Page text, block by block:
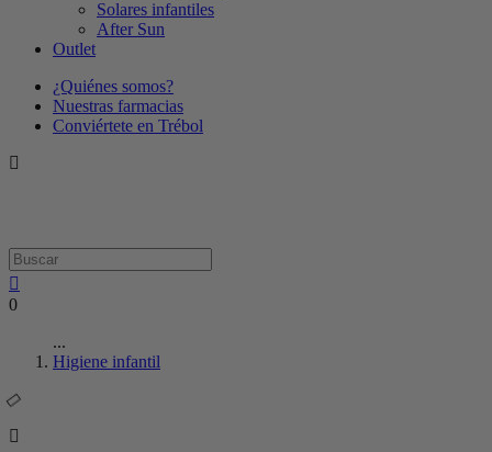
Solares infantiles
After Sun
Outlet
¿Quiénes somos?
Nuestras farmacias
Conviértete en Trébol
0
...
Higiene infantil